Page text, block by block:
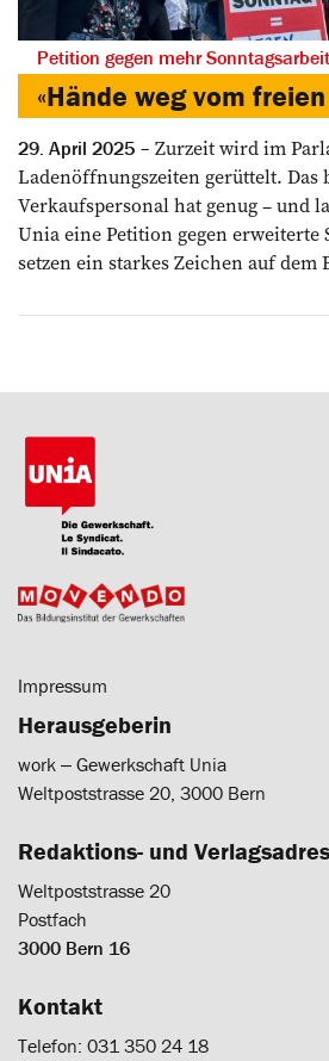
Petition gegen mehr Sonntagsarbeit
«Hände weg vom
29. April 2025
Zurzeit wird im
Ladenöffnungszeiten gerüttelt. Das
Verkaufspersonal hat genug – und
Unia eine Petition gegen erweiterte
setzen ein starkes Zeichen auf dem
Impressum
Herausgeberin
work ‒ Gewerkschaft Unia
Weltpoststrasse 20, 3000 Bern
Redaktions- und
Weltpoststrasse 20
Postfach
3000 Bern 16
Kontakt
Telefon: 031 350 24 18